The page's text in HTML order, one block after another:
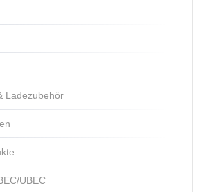
Ladezubehör
UBEC